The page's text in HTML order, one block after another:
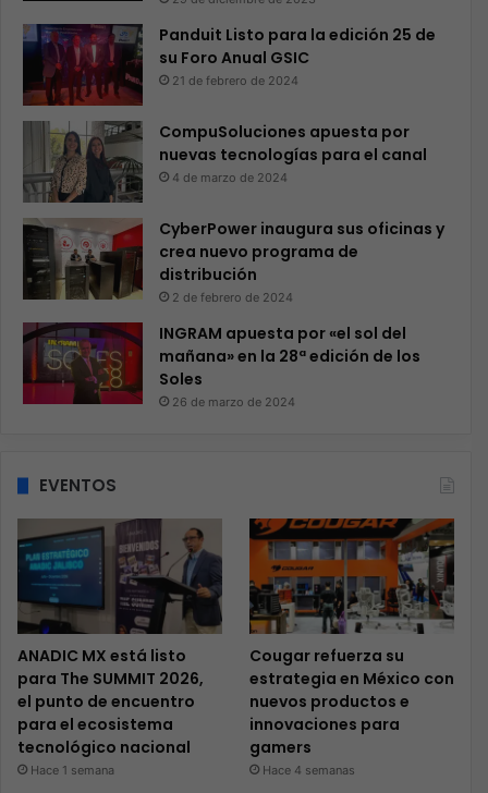
Panduit Listo para la edición 25 de
su Foro Anual GSIC
21 de febrero de 2024
CompuSoluciones apuesta por
nuevas tecnologías para el canal
4 de marzo de 2024
CyberPower inaugura sus oficinas y
crea nuevo programa de
distribución
2 de febrero de 2024
INGRAM apuesta por «el sol del
mañana» en la 28ª edición de los
Soles
26 de marzo de 2024
EVENTOS
ANADIC MX está listo
para The SUMMIT 2026,
el punto de encuentro
para el ecosistema
tecnológico nacional
Hace 1 semana
Cougar refuerza su
estrategia en México con
nuevos productos e
innovaciones para
gamers
Hace 4 semanas